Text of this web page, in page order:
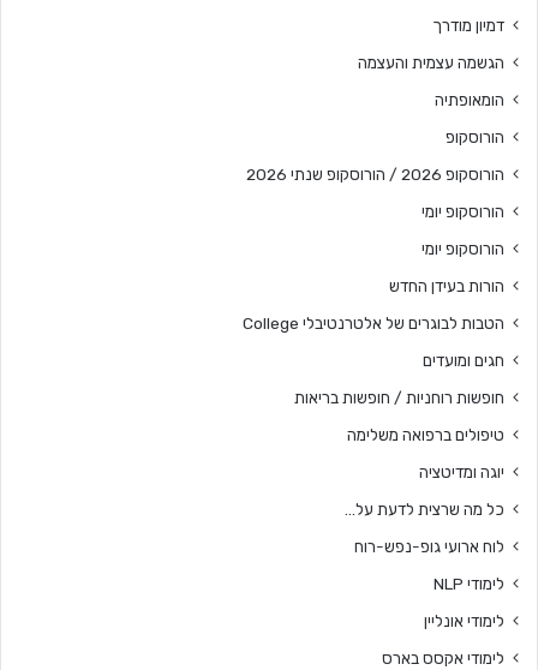
דמיון מודרך
הגשמה עצמית והעצמה
הומאופתיה
הורוסקופ
הורוסקופ 2026 / הורוסקופ שנתי 2026
הורוסקופ יומי
הורוסקופ יומי
הורות בעידן החדש
הטבות לבוגרים של אלטרנטיבלי College
חגים ומועדים
חופשות רוחניות / חופשות בריאות
טיפולים ברפואה משלימה
יוגה ומדיטציה
כל מה שרצית לדעת על…
לוח ארועי גופ-נפש-רוח
לימודי NLP
לימודי אונליין
לימודי אקסס בארס